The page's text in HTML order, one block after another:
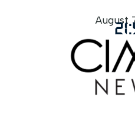
21:
August